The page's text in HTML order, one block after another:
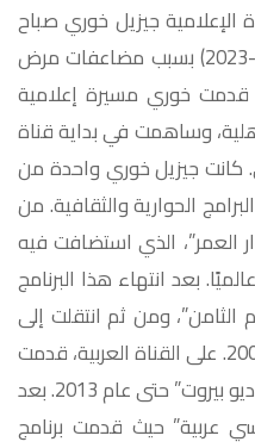
الإعلامية جيزيل خوري صباح
اليوم الأحد. وتوفيت خوري (1961-2023) بسبب مضاعفات مرض
قدمت خوري مسيرة إعلامية
وساهمت في بداية قناة
كانت جيزيل خوري واحدة من
الحوارية والثقافية. من
العمر”، الذي استضافت فيه
وعالميًا. بعد انتهاء هذا البرنامج
“اليوم الثامن”، ومن ثم انتقلت إلى
القناة السعودية “العربية” بعام 2002. على القناة العربية، قدمت
جيزيل برنامجًا شهيرًا بعنوان “استوديو بيروت” حتى عام 2013. بعد
عربية” حيث قدمت برنامج